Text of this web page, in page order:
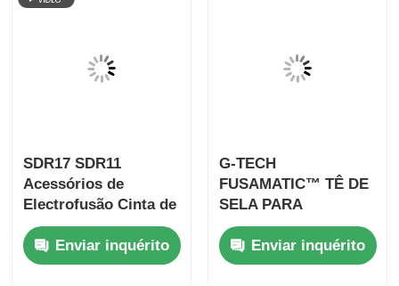
SDR17 SDR11
Acessórios de
Electrofusão Cinta de
Manga de
Electrofusão Preta
para Soldadura de
Enviar inquérito
G-TECH
FUSAMATIC™ TÊ DE
SELA PARA
ELETROFUSÃO PARA
PERFURAÇÃO SOB
PRESSÃO​
Enviar inquérito